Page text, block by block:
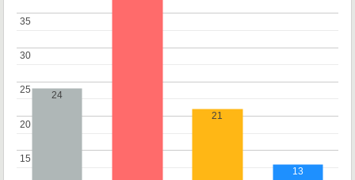
15
15
20
20
25
25
30
30
35
35
24
21
13